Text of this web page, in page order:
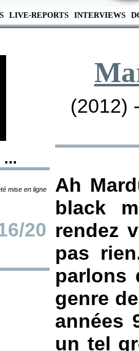
LIVE-REPORTS INTERVIEWS
...
mise en ligne
20
(2012)
Ah
black
rendez
pas
parlons
genre
années
un tel